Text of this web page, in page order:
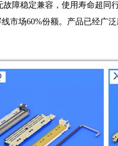
障稳定兼容，使用寿命超
市场60%份额。产品已经广